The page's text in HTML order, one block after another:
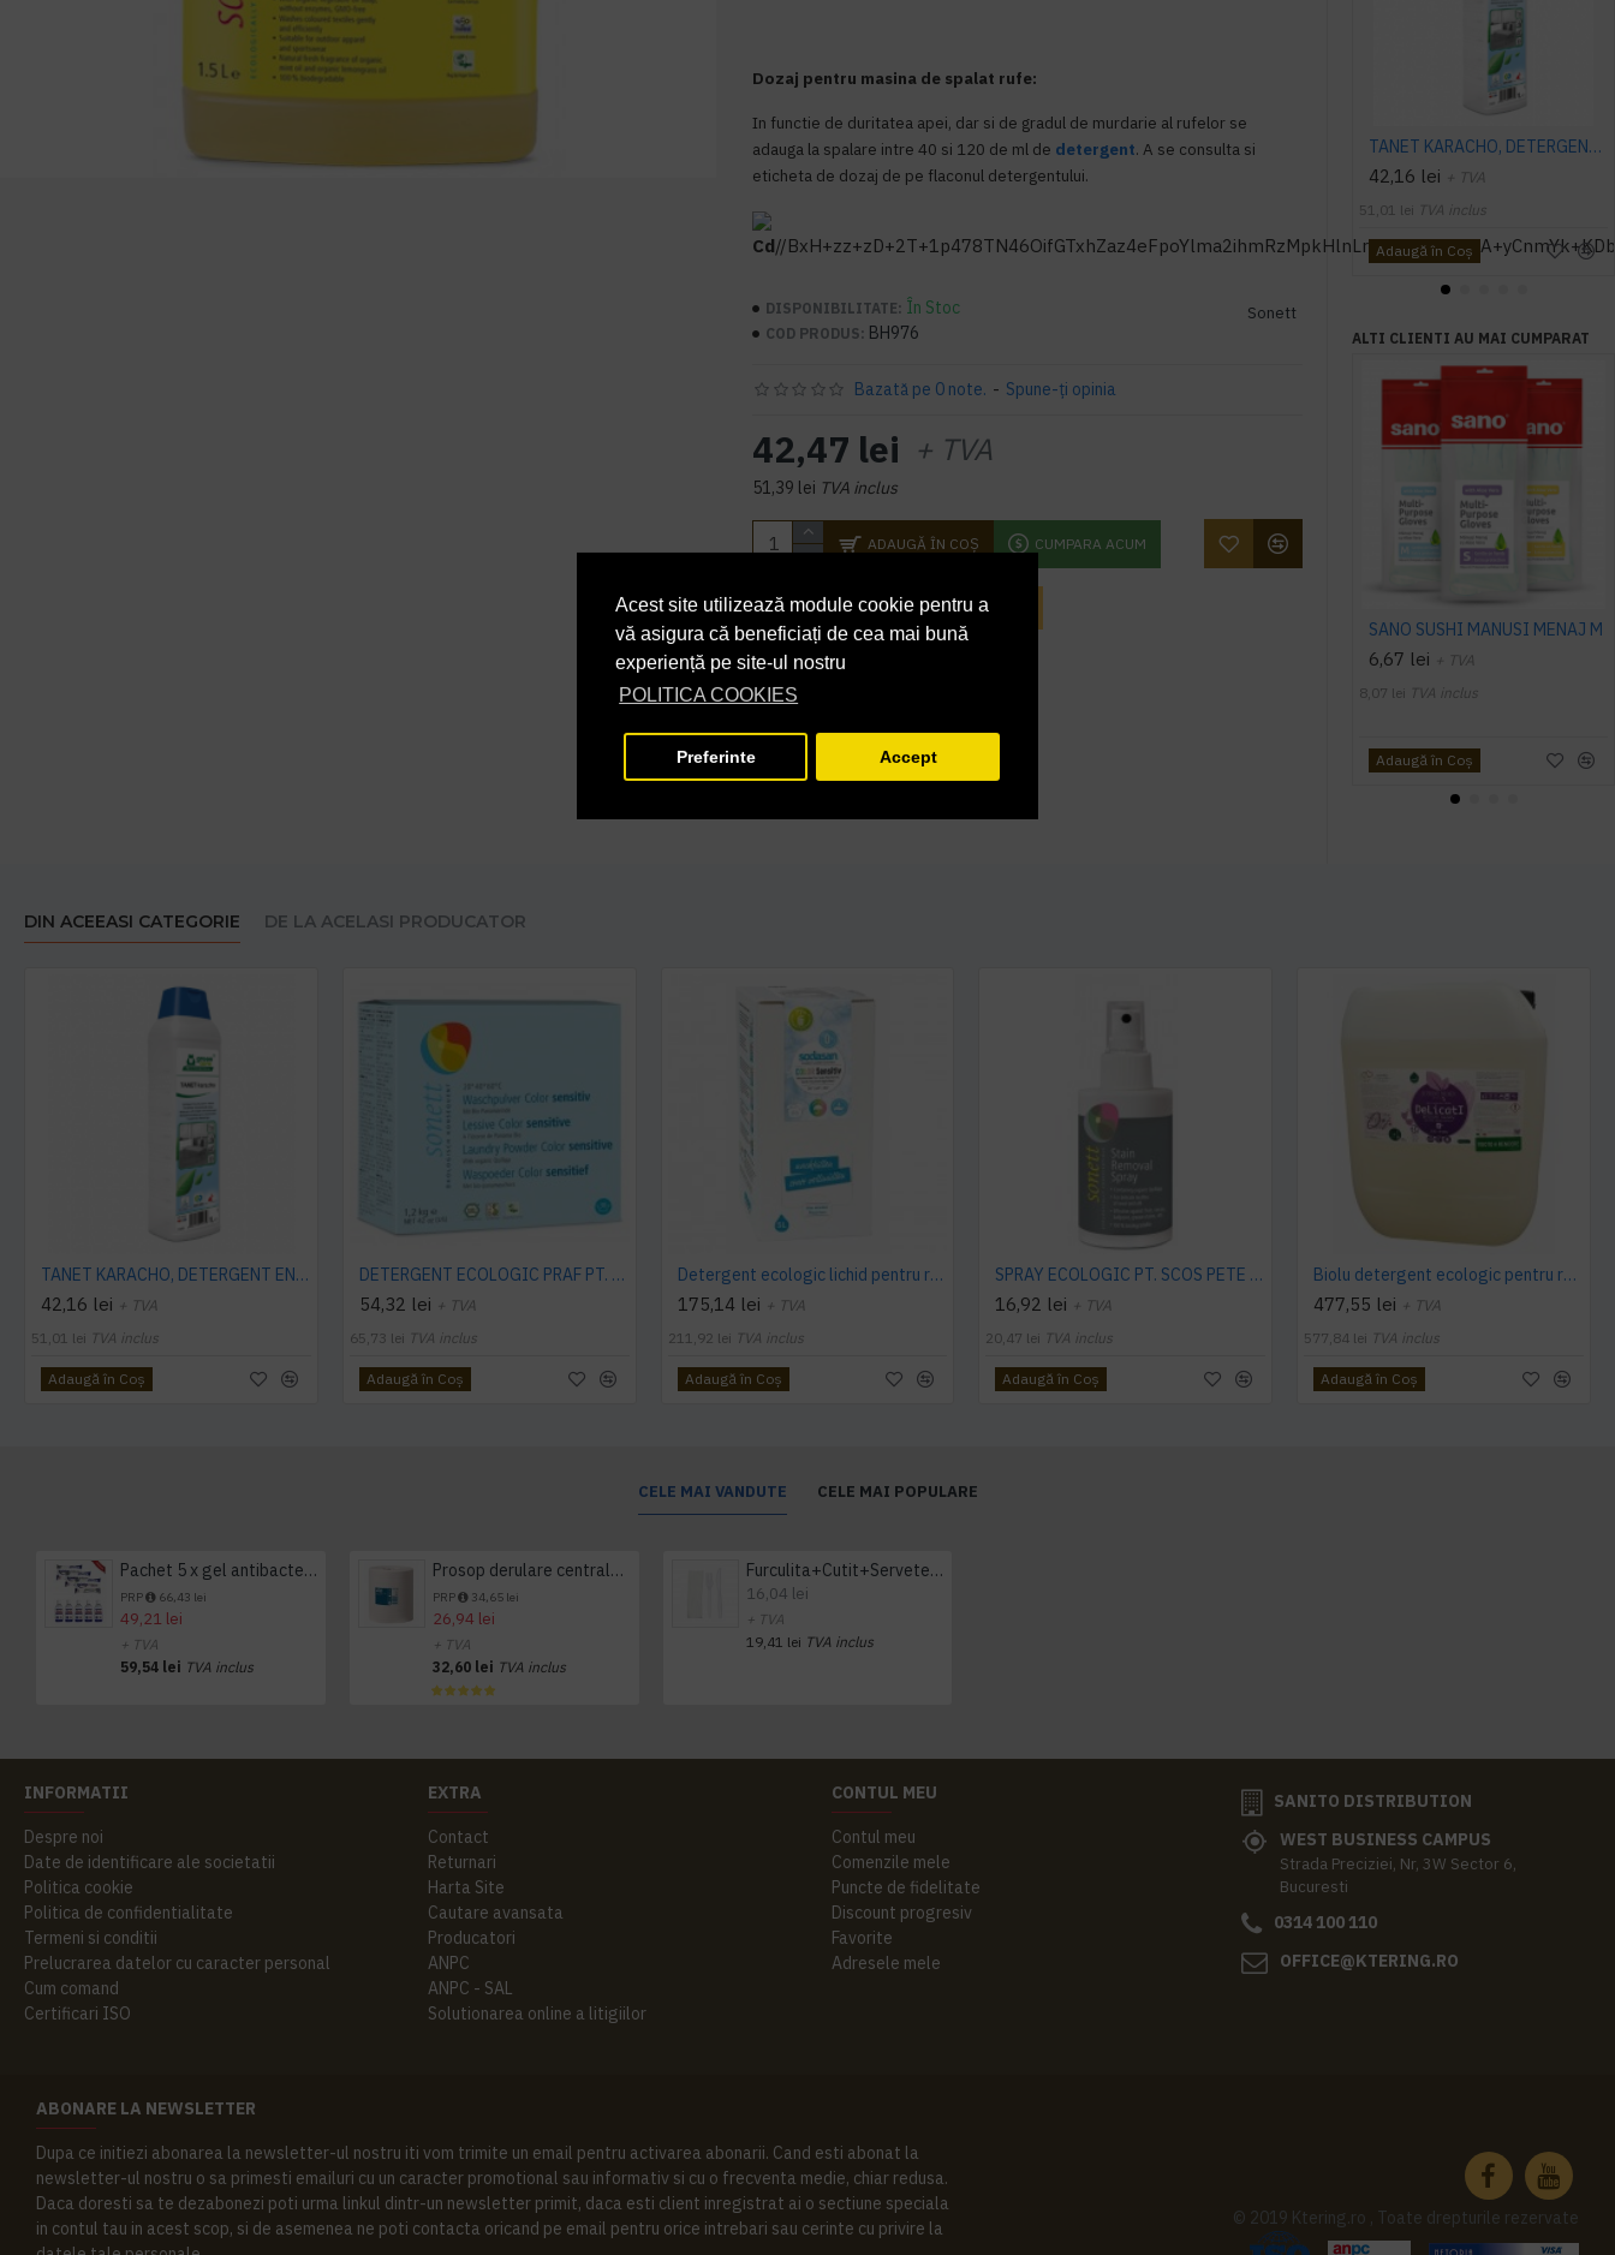
Acest site utilizează module cookie pentru a
vă asigura că beneficiați de cea mai bună
experiență pe site-ul nostru
POLITICA COOKIES
Preferinte Accept
Dozaj pentru masina de spalat rufe:
In functie de duritatea apei, dar si de gradul de murdarie al rufelor se
adauga la spalare intre 40 si 120 de ml de detergent. A se consulta si
eticheta de dozaj de pe flaconul detergentului.
Cd//
DISPONIBILITATE: În Stoc
COD PRODUS: BH976
Sonett
Bazată pe 0 note. - Spune-ţi opinia
42,47 lei + TVA
51,39 lei TVA inclus
ADAUGĂ ÎN COŞ CUMPARA ACUM
INTREABA DESPRE ACEST PRODUS
TANET KARACHO, DETERGENT ENZIMATIC PENTRU COVOARE, 1 L
42,16 lei + TVA
51,01 lei TVA inclus
Adaugă în Coş
ALTI CLIENTI AU MAI CUMPARAT
SANO SUSHI MANUSI MENAJ M
6,67 lei + TVA
8,07 lei TVA inclus
Adaugă în Coş
DIN ACEEASI CATEGORIE DE LA ACELASI PRODUCATOR
TANET KARACHO, DETERGENT ENZIMATIC PENTRU COVOARE, 1 L
42,16 lei + TVA
51,01 lei TVA inclus
Adaugă în Coş
DETERGENT ECOLOGIC PRAF PT. RUFE NEUTRU 1.2KG Sonett
54,32 lei + TVA
65,73 lei TVA inclus
Adaugă în Coş
Detergent ecologic lichid pentru rufe albe si colorate sensitiv 5L SODASAN
175,14 lei + TVA
211,92 lei TVA inclus
Adaugă în Coş
SPRAY ECOLOGIC PT. SCOS PETE 100ML Sonett
16,92 lei + TVA
20,47 lei TVA inclus
Adaugă în Coş
Biolu detergent ecologic pentru rufe delicate 20L
477,55 lei + TVA
577,84 lei TVA inclus
Adaugă în Coş
CELE MAI VANDUTE CELE MAI POPULARE
Pachet 5 x gel antibacterian 50ml si 3 x Servetele antibacteriene 48 buc Hygienium
PRP 66,43 lei
49,21 lei
+ TVA
59,54 lei TVA inclus
Prosop derulare centrala 1 pliu, 300 m Tork
PRP 34,65 lei
26,94 lei
+ TVA
32,60 lei TVA inclus
Furculita+Cutit+Servetel 100buc/set
16,04 lei
+ TVA
19,41 lei TVA inclus
INFORMATII
Despre noi
Date de identificare ale societatii
Politica cookie
Politica de confidentialitate
Termeni si conditii
Prelucrarea datelor cu caracter personal
Cum comand
Certificari ISO
EXTRA
Contact
Returnari
Harta Site
Cautare avansata
Producatori
ANPC
ANPC - SAL
Solutionarea online a litigiilor
CONTUL MEU
Contul meu
Comenzile mele
Puncte de fidelitate
Discount progresiv
Favorite
Adresele mele
SANITO DISTRIBUTION
WEST BUSINESS CAMPUS
Strada Preciziei, Nr, 3W Sector 6,
Bucuresti
0314 100 110
OFFICE@KTERING.RO
ABONARE LA NEWSLETTER
Dupa ce initiezi abonarea la newsletter-ul nostru iti vom trimite un email pentru activarea abonarii. Cand esti abonat la
newsletter-ul nostru o sa primesti emailuri cu un caracter promotional sau informativ si cu o frecventa medie, chiar redusa.
Daca doresti sa te dezabonezi poti urma linkul dintr-un newsletter primit, daca esti client inregistrat ai o sectiune speciala
in contul tau in acest scop, si de asemenea ne poti contacta oricand pe email pentru orice intrebari sau cerinte cu privire la
© 2019 Ktering.ro , Toate drepturile rezervate